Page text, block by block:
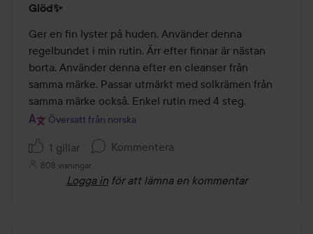
5
av
5
Glöd✨
Ger en fin lyster på huden. Använder denna
regelbundet i min rutin. Ärr efter finnar är nästan
borta. Använder denna efter en cleanser från
samma märke. Passar utmärkt med solkrämen från
samma märke också. Enkel rutin med 4 steg.
Översatt från norska
1 gillar Kommentera
808 visningar
Logga in för att lämna en kommentar